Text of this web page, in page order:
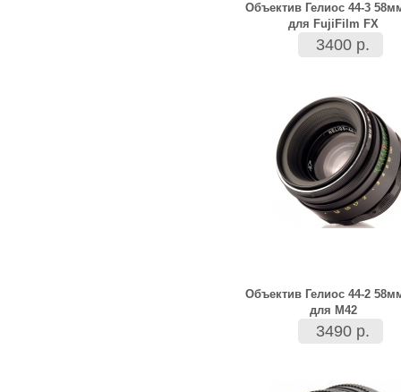
Объектив Гелиос 44-3
для FujiFilm FX
3400 р.
Объектив Гелиос 44-2
для M42
3490 р.